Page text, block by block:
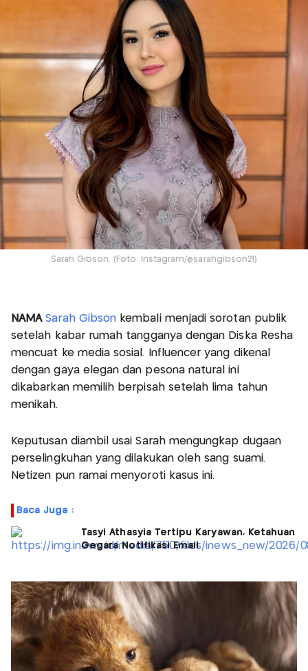
Sarah Gibson. (Foto: Instagram/@sarahgibson21)
NAMASarah Gibson kembali menjadi sorotan publik
setelah kabar rumah tangganya dengan Diska Resha
mencuat ke media sosial. Influencer yang dikenal
dengan gaya elegan dan pesona natural ini
dikabarkan memilih berpisah setelah lima tahun
menikah.
Keputusan diambil usai Sarah mengungkap dugaan
perselingkuhan yang dilakukan oleh sang suami.
Netizen pun ramai menyoroti kasus ini.
Baca Juga :
Tasyi Athasyia Tertipu Karyawan, Ketahuan
Gegara Notifikasi Email